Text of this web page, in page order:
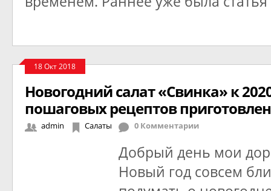
18 Окт 2018
Новогодний салат «Свинка» к
пошаговых рецептов
admin Салаты 0 Комментарии
Добрый день мои
Новый год совсем